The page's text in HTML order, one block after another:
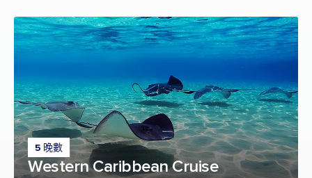
5 晚數
Western Caribbean Cruise